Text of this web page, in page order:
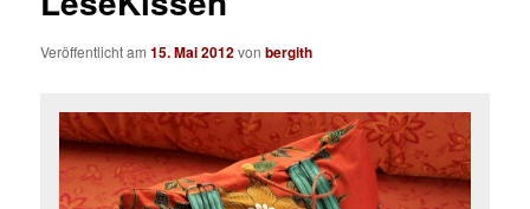
Veröffentlicht am15. Mai 2012vonbergith